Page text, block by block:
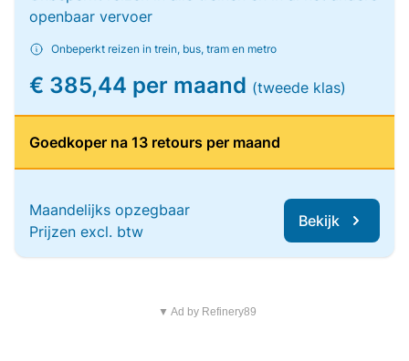
openbaar vervoer
Onbeperkt reizen in trein, bus, tram en metro
€ 385,44 per maand (tweede klas)
Goedkoper na 13 retours per maand
Maandelijks opzegbaar
Prijzen excl. btw
Bekijk
▼ Ad by Refinery89